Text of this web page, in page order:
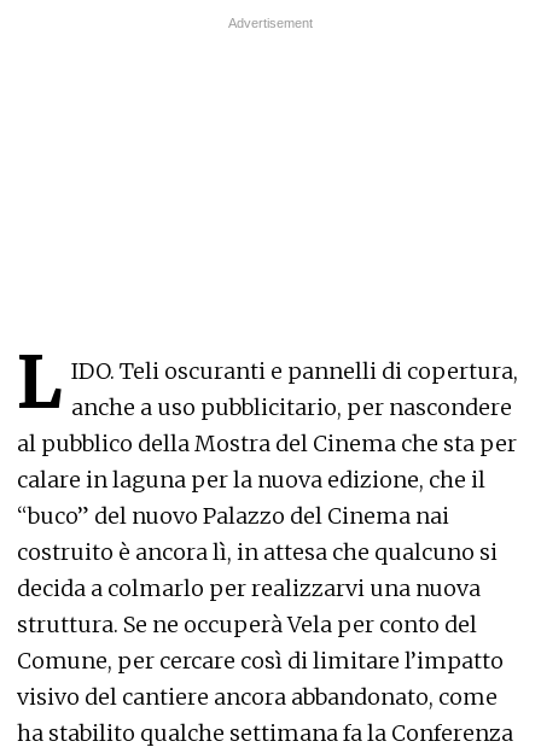
L IDO. Teli oscuranti e pannelli di copertura,
anche a uso pubblicitario, per nascondere
al pubblico della Mostra del Cinema che sta per
calare in laguna per la nuova edizione, che il
“buco” del nuovo Palazzo del Cinema nai
costruito è ancora lì, in attesa che qualcuno si
decida a colmarlo per realizzarvi una nuova
struttura. Se ne occuperà Vela per conto del
Comune, per cercare così di limitare l’impatto
visivo del cantiere ancora abbandonato, come
ha stabilito qualche settimana fa la Conferenza